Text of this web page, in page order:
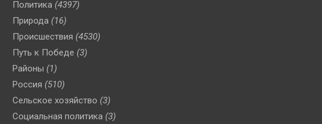
Политика (4397)
Природа (16)
Происшествия (4530)
Путь к Победе (3)
Районы (1)
Россия (510)
Сельское хозяйство (3)
Социальная политика (3)